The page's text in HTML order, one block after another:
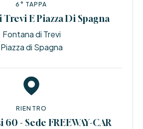
6° TAPPA
E Piazza Di Spagna
Fontana di Trevi
Piazza di Spagna
RIENTRO
- Sede FREEWAY-CAR